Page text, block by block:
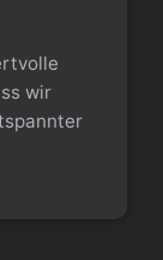
wir